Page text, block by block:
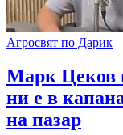
Агросвят по Дарик
Марк Цеков
ни е в
на пазар